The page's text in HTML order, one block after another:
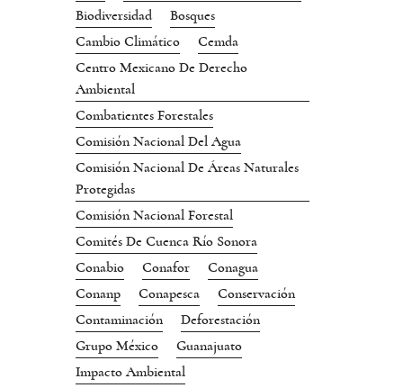
Biodiversidad
Bosques
Cambio Climático
Cemda
Centro Mexicano De Derecho
Ambiental
Combatientes Forestales
Comisión Nacional Del Agua
Comisión Nacional De Áreas Naturales
Protegidas
Comisión Nacional Forestal
Comités De Cuenca Río Sonora
Conabio
Conafor
Conagua
Conanp
Conapesca
Conservación
Contaminación
Deforestación
Grupo México
Guanajuato
Impacto Ambiental